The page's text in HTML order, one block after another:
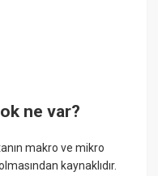
ne var?
makro ve mikro
kaynaklıdır.